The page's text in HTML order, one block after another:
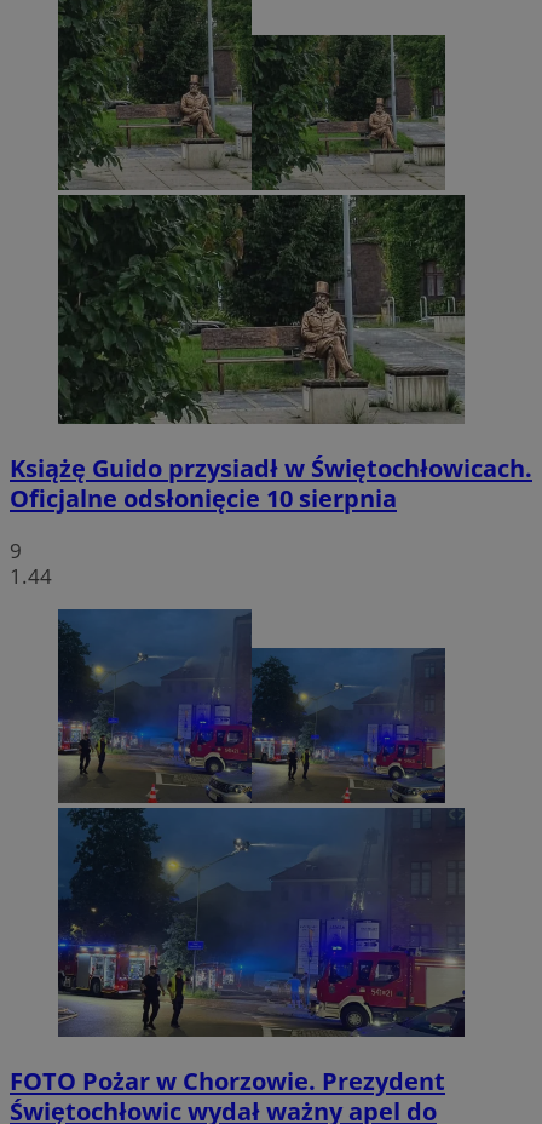
Książę Guido przysiadł w Świętochłowicach.
Oficjalne odsłonięcie 10 sierpnia
9
1.44
FOTO Pożar w Chorzowie. Prezydent
Świętochłowic wydał ważny apel do